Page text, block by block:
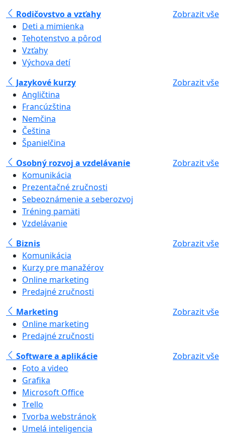
Rodičovstvo a vzťahy
Zobrazit vše
Deti a mimienka
Tehotenstvo a pôrod
Vzťahy
Výchova detí
Jazykové kurzy
Zobrazit vše
Angličtina
Francúzština
Nemčina
Čeština
Španielčina
Osobný rozvoj a vzdelávanie
Zobrazit vše
Komunikácia
Prezentačné zručnosti
Sebeoznámenie a seberozvoj
Tréning pamäti
Vzdelávanie
Biznis
Zobrazit vše
Komunikácia
Kurzy pre manažérov
Online marketing
Predajné zručnosti
Marketing
Zobrazit vše
Online marketing
Predajné zručnosti
Software a aplikácie
Zobrazit vše
Foto a video
Grafika
Microsoft Office
Trello
Tvorba webstránok
Umelá inteligencia